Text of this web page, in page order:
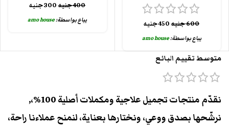
600جنيه 450جنيه
يباع بواسطة:amo house
400جنيه 300جنيه
يباع بواسطة:amo house
متوسط تقييم البائع
نقدّم منتجات تجميل علاجية ومكملات أصلية 100%،,
نرشّحها بصدق ووعي، ونختارها بعناية، لنمنح عملاءنا راحة،